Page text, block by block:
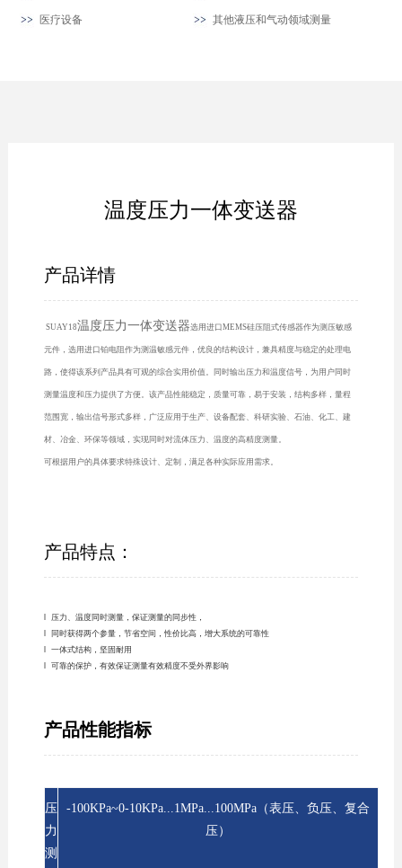
医疗设备 其他液压和气动领域测量
温度压力一体变送器
产品详情
SUAY18温度压力一体变送器选用进口MEMS硅压阻式传感器作为测压敏感
元件，选用进口铂电阻作为测温敏感元件，优良的结构设计，兼具精度与稳定的处理电
路，使得该系列产品具有可观的综合实用价值。同时输出压力和温度信号，为用户同时
测量温度和压力提供了方便。该产品性能稳定，质量可靠，易于安装，结构多样，量程
范围宽，输出信号形式多样，广泛应用于生产、设备配套、科研实验、石油、化工、建
材、冶金、环保等领域，实现同时对流体压力、温度的高精度测量。
可根据用户的具体要求特殊设计、定制，满足各种实际应用需求。
产品特点：
l 压力、温度同时测量，保证测量的同步性，
l 同时获得两个参量，节省空间，性价比高，增大系统的可靠性
l 一体式结构，坚固耐用
l 可靠的保护，有效保证测量有效精度不受外界影响
产品性能指标
压
力
测
-100KPa~0-10KPa...1MPa...100MPa（表压、负压、复合
压）